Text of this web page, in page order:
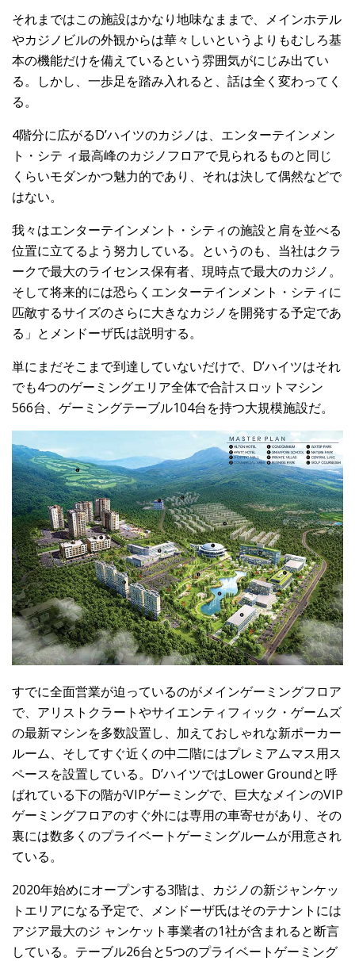
それまではこの施設はかなり地味なままで、メインホテル
やカジノビルの外観からは華々しいというよりもむしろ基
本の機能だけを備えているという雰囲気がにじみ出てい
る。しかし、一歩足を踏み入れると、話は全く変わってく
る。
4階分に広がるD’ハイツのカジノは、エンターテインメン
ト・シテ ィ最高峰のカジノフロアで見られるものと同じ
くらいモダンかつ魅力的であり、それは決して偶然などで
はない。
我々はエンターテインメント・シティの施設と肩を並べる
位置に立てるよう努力している。というのも、当社はクラ
ークで最大のライセンス保有者、現時点で最大のカジノ。
そして将来的には恐らくエンターテインメント・シティに
匹敵するサイズのさらに大きなカジノを開発する予定であ
る」とメンドーザ氏は説明する。
単にまだそこまで到達していないだけで、D’ハイツはそれ
でも4つのゲーミングエリア全体で合計スロットマシン
566台、ゲーミングテーブル104台を持つ大規模施設だ。
すでに全面営業が迫っているのがメインゲーミングフロア
で、アリストクラートやサイエンティフィック・ゲームズ
の最新マシンを多数設置し、加えておしゃれな新ポーカー
ルーム、そしてすぐ近くの中二階にはプレミアムマス用ス
ペースを設置している。D’ハイツではLower Groundと呼
ばれている下の階がVIPゲーミングで、巨大なメインのVIP
ゲーミングフロアのすぐ外には専用の車寄せがあり、その
裏には数多くのプライベートゲーミングルームが用意され
ている。
2020年始めにオープンする3階は、カジノの新ジャンケッ
トエリアになる予定で、メンドーザ氏はそのテナントには
アジア最大のジ ャンケット事業者の1社が含まれると断言
している。テーブル26台と5つのプライベートゲーミング